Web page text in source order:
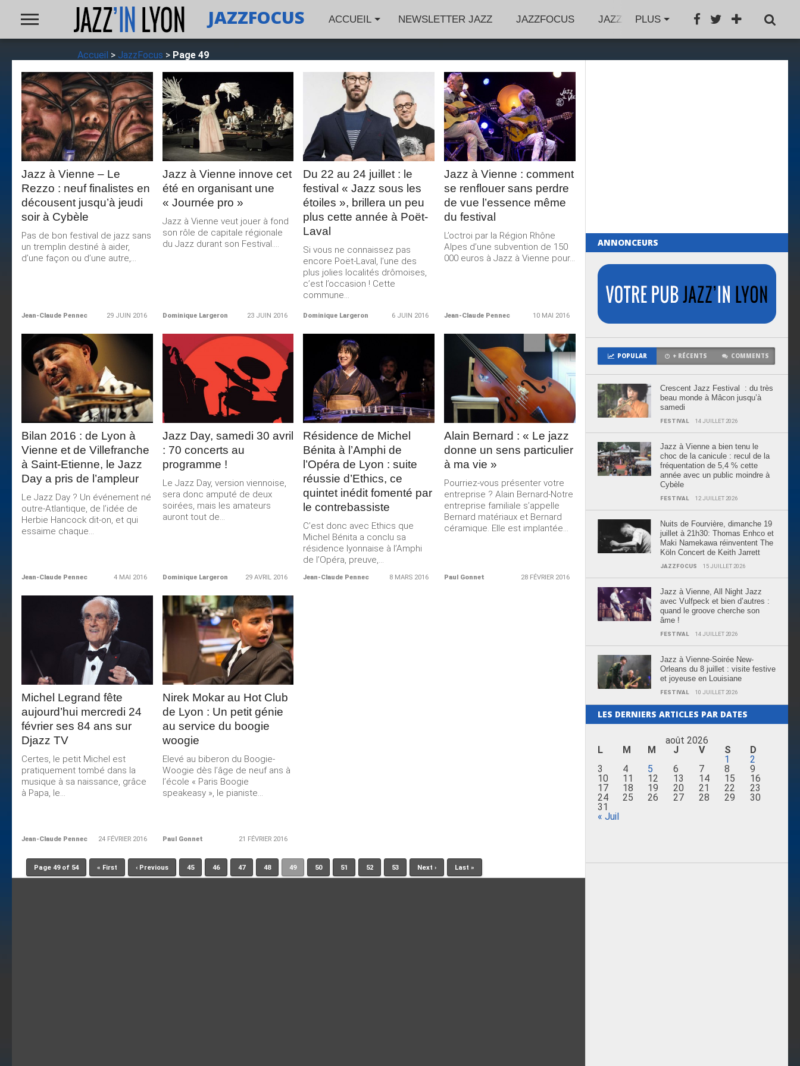
JAZZFOCUS ACCUEIL NEWSLETTER JAZZ JAZZFOCUS JAZZFESTIVAL JAZZAGENDA
PLUS
Accueil > JazzFocus > Page 49
LIRE LA
SUITE
Jazz à Vienne – Le
Rezzo : neuf finalistes en
décousent jusqu’à jeudi
soir à Cybèle
Pas de bon festival de jazz sans
un tremplin destiné à aider,
d’une façon ou d’une autre,...
Jean-Claude Pennec 29 JUIN 2016
LIRE LA
SUITE
Jazz à Vienne innove cet
été en organisant une
« Journée pro »
Jazz à Vienne veut jouer à fond
son rôle de capitale régionale
du Jazz durant son Festival....
Dominique Largeron 23 JUIN 2016
LIRE LA
SUITE
Du 22 au 24 juillet : le
festival « Jazz sous les
étoiles », brillera un peu
plus cette année à Poët-
Laval
Si vous ne connaissez pas
encore Poët-Laval, l’une des
plus jolies localités drômoises,
c’est l’occasion ! Cette
commune...
Dominique Largeron 6 JUIN 2016
LIRE LA
SUITE
Jazz à Vienne : comment
se renflouer sans perdre
de vue l’essence même
du festival
L’octroi par la Région Rhône
Alpes d’une subvention de 150
000 euros à Jazz à Vienne pour...
Jean-Claude Pennec 10 MAI 2016
LIRE LA
SUITE
Bilan 2016 : de Lyon à
Vienne et de Villefranche
à Saint-Etienne, le Jazz
Day a pris de l’ampleur
Le Jazz Day ? Un événement né
outre-Atlantique, de l’idée de
Herbie Hancock dit-on, et qui
essaime chaque...
Jean-Claude Pennec 4 MAI 2016
LIRE LA
SUITE
Jazz Day, samedi 30 avril
: 70 concerts au
programme !
Le Jazz Day, version viennoise,
sera donc amputé de deux
soirées, mais les amateurs
auront tout de...
Dominique Largeron 29 AVRIL 2016
LIRE LA
SUITE
Résidence de Michel
Bénita à l’Amphi de
l’Opéra de Lyon : suite
réussie d’Ethics, ce
quintet inédit fomenté par
le contrebassiste
C’est donc avec Ethics que
Michel Bénita a conclu sa
résidence lyonnaise à l’Amphi
de l’Opéra, preuve,...
Jean-Claude Pennec 8 MARS 2016
LIRE LA
SUITE
Alain Bernard : « Le jazz
donne un sens particulier
à ma vie »
Pourriez-vous présenter votre
entreprise ? Alain Bernard-Notre
entreprise familiale s’appelle
Bernard matériaux et Bernard
céramique. Elle est implantée...
Paul Gonnet 28 FÉVRIER 2016
LIRE LA
SUITE
Michel Legrand fête
aujourd’hui mercredi 24
février ses 84 ans sur
Djazz TV
Certes, le petit Michel est
pratiquement tombé dans la
musique à sa naissance, grâce
à Papa, le...
Jean-Claude Pennec 24 FÉVRIER 2016
LIRE LA
SUITE
Nirek Mokar au Hot Club
de Lyon : Un petit génie
au service du boogie
woogie
Elevé au biberon du Boogie-
Woogie dès l’âge de neuf ans à
l’école « Paris Boogie
speakeasy », le pianiste...
Paul Gonnet 21 FÉVRIER 2016
Page 49 of 54 « First ‹ Previous 45 46 47 48 49 50 51 52 53 Next › Last »
ANNONCEURS
POPULAR + RÉCENTS COMMENTS
Crescent Jazz Festival : du très
beau monde à Mâcon jusqu’à
samedi
FESTIVAL 14 JUILLET 2026
Jazz à Vienne a bien tenu le
choc de la canicule : recul de la
fréquentation de 5,4 % cette
année avec un public moindre à
Cybèle
FESTIVAL 12 JUILLET 2026
Nuits de Fourvière, dimanche 19
juillet à 21h30: Thomas Enhco et
Maki Namekawa réinventent The
Köln Concert de Keith Jarrett
JAZZFOCUS 15 JUILLET 2026
Jazz à Vienne, All Night Jazz
avec Vulfpeck et bien d’autres :
quand le groove cherche son
âme !
FESTIVAL 14 JUILLET 2026
Jazz à Vienne-Soirée New-
Orleans du 8 juillet : visite festive
et joyeuse en Louisiane
FESTIVAL 10 JUILLET 2026
LES DERNIERS ARTICLES PAR DATES
août 2026
L
M M J V S
D
1
2
3
4 5 6 7 8
9
10
11 12 13 14 15
16
17
18 19 20 21 22
23
24
25 26 27 28 29
30
31
« Juil